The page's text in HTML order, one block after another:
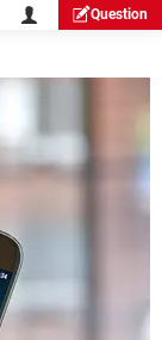
Question